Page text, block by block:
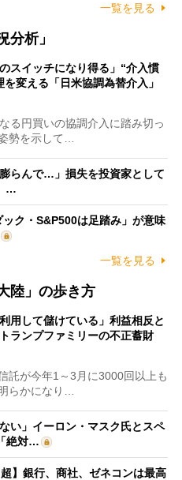
一覧を見る
分析」
スイッチになり得る」“介入慣
変える「日米協調為替介入」
る円買いの協調介入に踏み切っ
勢を示して…
らんで…」損失を投資家として
…
ック・S&P500は足踏み」が意味
一覧を見る
陸」の歩き方
用して儲けている」利益相反と
ランプファミリーの不正蓄財
託が今年1～3月に3000回以上も
らかになり…
い」イーロン・マスク氏とスペ
絶対…
】銀行、商社、ゼネコンは最高